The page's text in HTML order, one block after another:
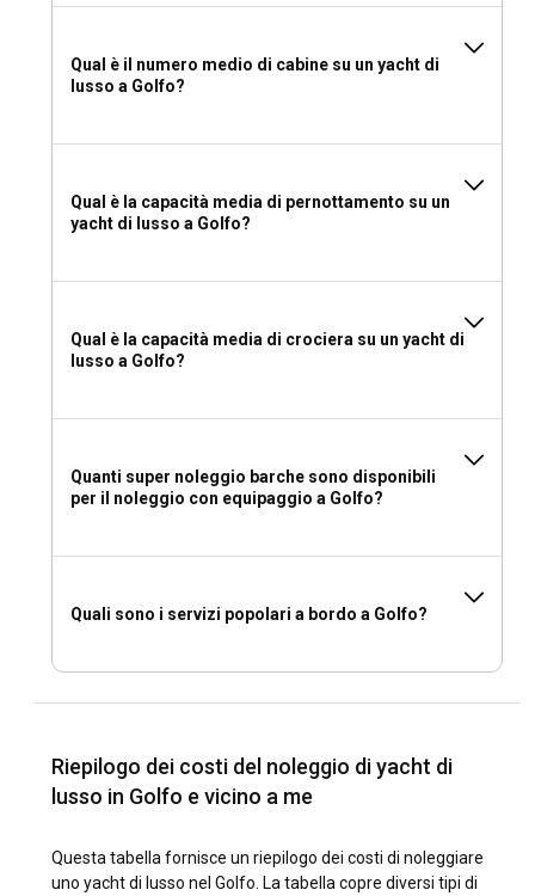
Qual è il numero medio di cabine su un yacht di
lusso a Golfo?
Qual è la capacità media di pernottamento su un
yacht di lusso a Golfo?
Qual è la capacità media di crociera su un yacht di
lusso a Golfo?
Quanti super noleggio barche sono disponibili
per il noleggio con equipaggio a Golfo?
Quali sono i servizi popolari a bordo a Golfo?
Riepilogo dei costi del noleggio di yacht di
lusso in Golfo e vicino a me
Questa tabella fornisce un riepilogo dei costi di noleggiare
uno yacht di lusso nel Golfo. La tabella copre diversi tipi di